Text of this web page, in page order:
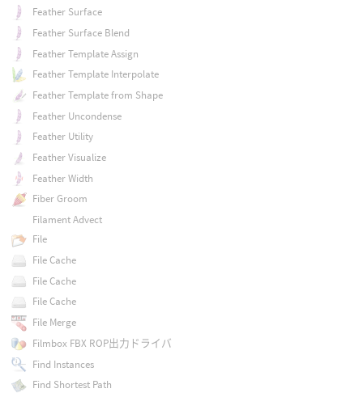
Feather Surface
Feather Surface Blend
Feather Template Assign
Feather Template Interpolate
Feather Template from Shape
Feather Uncondense
Feather Utility
Feather Visualize
Feather Width
Fiber Groom
Filament Advect
File
File Cache
File Cache
File Cache
File Merge
Filmbox FBX ROP出力ドライバ
Find Instances
Find Shortest Path